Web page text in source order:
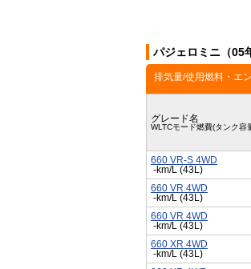
パジェロミニ（05
排気量/使用燃料・エ
グレード名
WLTCモード燃費(タンク容
660 VR-S 4WD
-km/L (43L)
660 VR 4WD
-km/L (43L)
660 VR 4WD
-km/L (43L)
660 XR 4WD
-km/L (43L)